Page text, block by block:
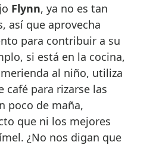
Flynn, ya no es tan
así que aprovecha
para contribuir a su
si está en la cocina,
al niño, utiliza
café para rizarse las
poco de maña,
que ni los mejores
¿No nos digan que